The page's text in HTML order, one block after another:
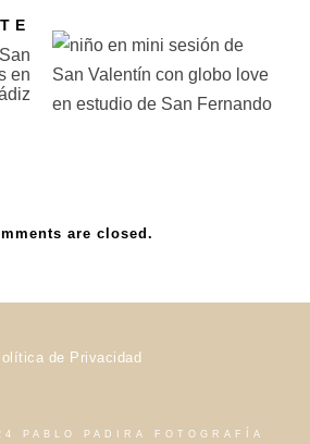
en
are closed.
de Privacidad
PABLO PADIRA FOTOGRAFÍA